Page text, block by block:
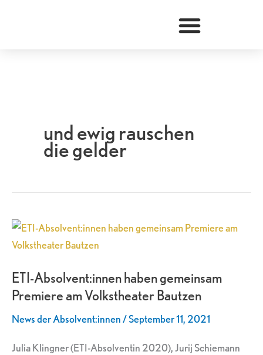
und ewig rauschen
die gelder
ETI-Absolvent:innen haben gemeinsam
Premiere am Volkstheater Bautzen
News der Absolvent:innen/September 11, 2021
Julia Klingner (ETI-Absolventin 2020), Jurij Schiemann
ETI-
Absolvent:innen
gemeinsam
Premiere
am
Bautzen